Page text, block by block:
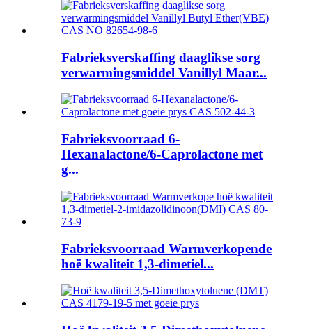
Fabrieksverskaffing daaglikse sorg
verwarmingsmiddel Vanillyl Maar...
Fabrieksvoorraad 6-
Hexanalactone/6-Caprolactone met
g...
Fabrieksvoorraad Warmverkopende
hoë kwaliteit 1,3-dimetiel...